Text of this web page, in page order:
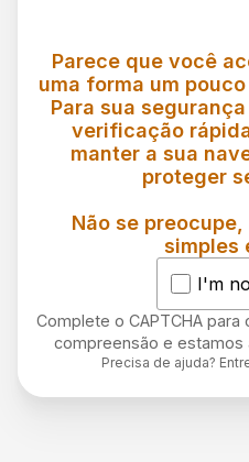
Parece que você
uma forma um
Para sua
verificação
manter a sua
proteger
Não se
simples
I'm
Complete o CAPTCHA
compreensão e estamos
Precisa de ajuda?